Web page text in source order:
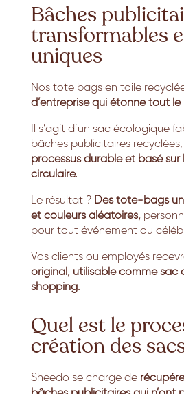
Bâches
transformables
uniques
Nos tote bags en toile
d’entreprise qui étonne tout le
Il s’agit d’un sac écologique
bâches publicitaires recyclées,
processus durable et basé sur
circulaire.
Le résultat ? Des tote-bags
et couleurs aléatoires,
pour tout événement ou
Vos clients ou employés
original, utilisable comme sac
shopping.
Quel est le
création des
Sheedo se charge de